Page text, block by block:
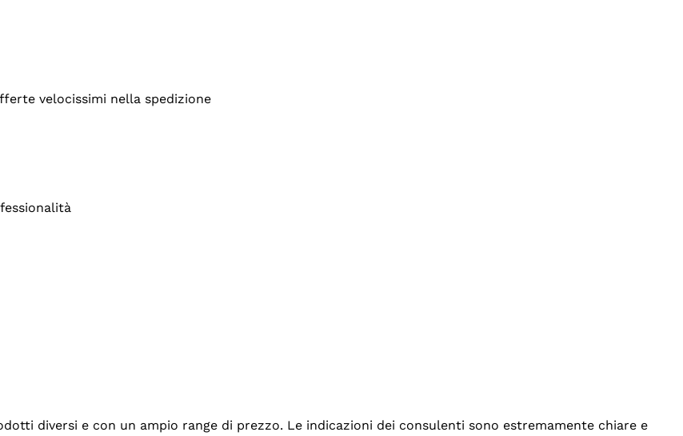
velocissimi nella spedizione
diversi e con un ampio range di prezzo. Le indicazioni dei consulenti sono estremamente chiare e